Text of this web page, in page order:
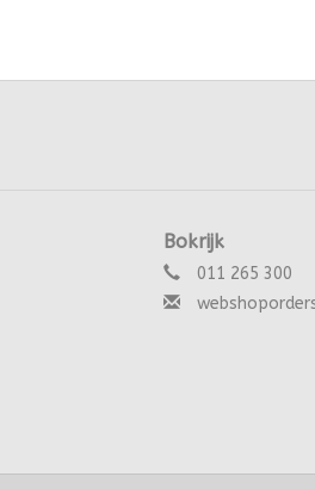
Bokrijk
011 265 300